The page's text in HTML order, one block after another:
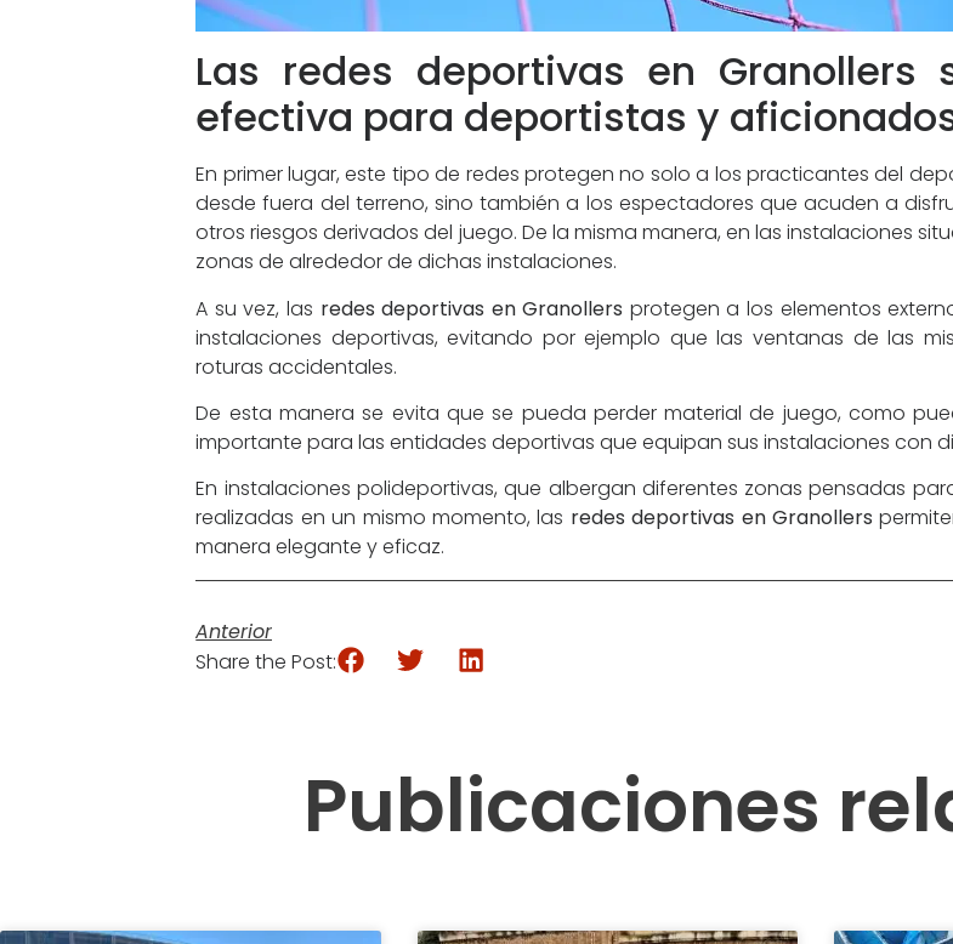
Las redes deportivas en Granollers
efectiva para deportistas y
En primer lugar, este tipo de redes protegen no solo a los practicantes del
desde fuera del terreno, sino también a los espectadores que acuden a
otros riesgos derivados del juego. De la misma manera, en las instalaciones
zonas de alrededor de dichas instalaciones.
A su vez, las redes deportivas en Granollers protegen a los elementos
instalaciones deportivas, evitando por ejemplo que las ventanas de las
roturas accidentales.
De esta manera se evita que se pueda perder material de juego, como
importante para las entidades deportivas que equipan sus instalaciones con
En instalaciones polideportivas, que albergan diferentes zonas pensadas
realizadas en un mismo momento, las redes deportivas en Granollers
manera elegante y eficaz.
Anterior
Share the Post:
Publicaciones